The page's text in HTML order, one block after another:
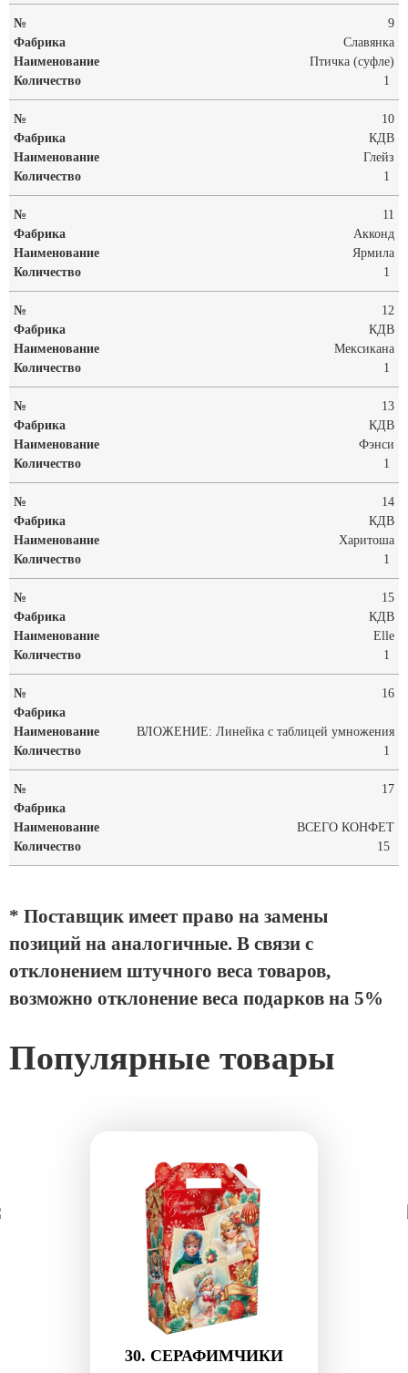
9
Славянка
Птичка (суфле)
1
10
КДВ
Глейз
1
11
Акконд
Ярмила
1
12
КДВ
Мексикана
1
13
КДВ
Фэнси
1
14
КДВ
Харитоша
1
15
КДВ
Elle
1
16
ВЛОЖЕНИЕ: Линейка с таблицей умножения
1
17
ВСЕГО КОНФЕТ
15
* Поставщик имеет право на замены
позиций на аналогичные. В связи с
отклонением штучного веса товаров,
возможно отклонение веса подарков на 5%
Популярные товары